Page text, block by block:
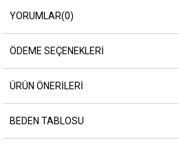
YORUMLAR(0)
ÖDEME SEÇENEKLERI
ÜRÜN ÖNERILERI
BEDEN TABLOSU